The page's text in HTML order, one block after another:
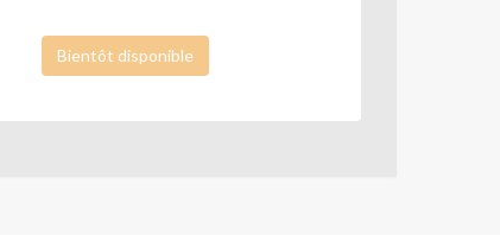
Bientôt disponible